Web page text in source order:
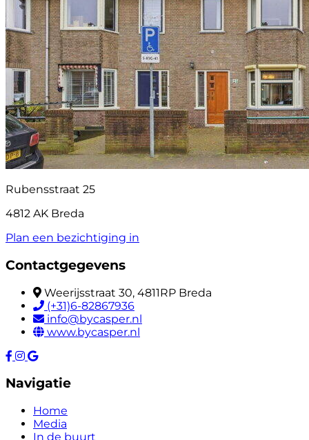
Rubensstraat 25
4812 AK Breda
Plan een bezichtiging in
Contactgegevens
Weerijsstraat 30, 4811RP Breda
(+31)6-82867936
info@bycasper.nl
www.bycasper.nl
Navigatie
Home
Media
In de buurt